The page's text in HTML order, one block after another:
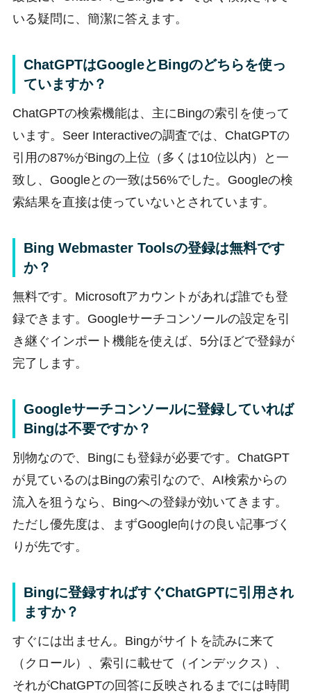
いる疑問に、簡潔に答えます。
ChatGPTはGoogleとBingのどちらを使っ
ていますか？
ChatGPTの検索機能は、主にBingの索引を使って
います。Seer Interactiveの調査では、ChatGPTの
引用の87%がBingの上位（多くは10位以内）と一
致し、Googleとの一致は56%でした。Googleの検
索結果を直接は使っていないとされています。
Bing Webmaster Toolsの登録は無料です
か？
無料です。Microsoftアカウントがあれば誰でも登
録できます。Googleサーチコンソールの設定を引
き継ぐインポート機能を使えば、5分ほどで登録が
完了します。
Googleサーチコンソールに登録していれば
Bingは不要ですか？
別物なので、Bingにも登録が必要です。ChatGPT
が見ているのはBingの索引なので、AI検索からの
流入を狙うなら、Bingへの登録が効いてきます。
ただし優先度は、まずGoogle向けの良い記事づく
りが先です。
Bingに登録すればすぐChatGPTに引用され
ますか？
すぐには出ません。Bingがサイトを読みに来て
（クロール）、索引に載せて（インデックス）、
それがChatGPTの回答に反映されるまでには時間